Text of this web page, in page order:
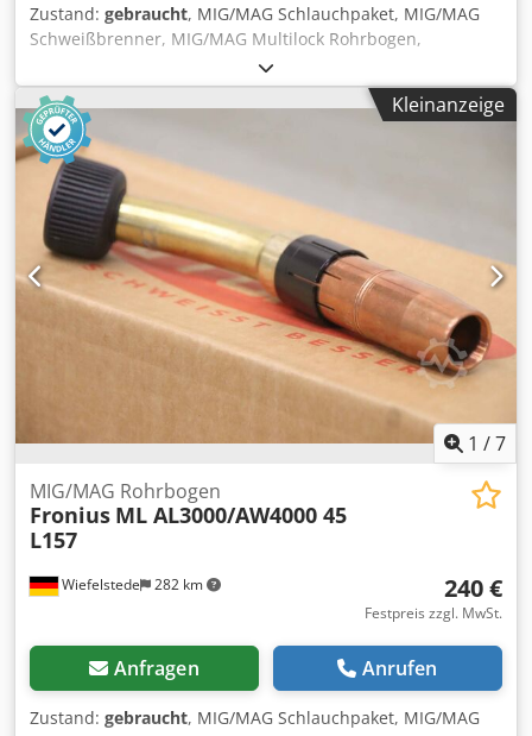
Zustand: gebraucht, MIG/MAG Schlauchpaket, MIG/MAG
Schweißbrenner, MIG/MAG Multilock Rohrbogen,
Brennerkörper Cedpfxeii Sffo Ai Sjrf -Hersteller: Fronius,
MIG/MAG Multilock Rohrbogen Ovp -Typ: ML
AL3000/AW4000 45 L148 -Anzahl: 2x Brennerkörper
vorhanden -Preis: pro Stück -Abmessung Karton:
325/125/H75 mm -Gewicht: 0,4 kg/St.
Kleinanzeige
1 /7
Wiefelstede 282 km
MIG/MAG Rohrbogen
Fronius ML AL3000/AW4000 45
L157
240 €
Festpreis zzgl. MwSt.
Anfragen Anrufen
Zustand: gebraucht, MIG/MAG Schlauchpaket, MIG/MAG